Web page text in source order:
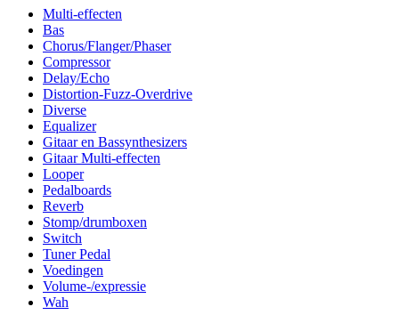
Multi-effecten
Bas
Chorus/Flanger/Phaser
Compressor
Delay/Echo
Distortion-Fuzz-Overdrive
Diverse
Equalizer
Gitaar en Bassynthesizers
Gitaar Multi-effecten
Looper
Pedalboards
Reverb
Stomp/drumboxen
Switch
Tuner Pedal
Voedingen
Volume-/expressie
Wah